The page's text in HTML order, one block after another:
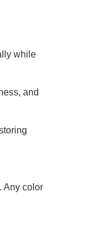
while
and
Any color